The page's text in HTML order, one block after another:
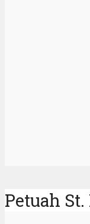
Petuah